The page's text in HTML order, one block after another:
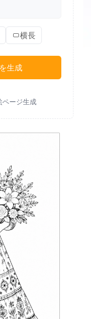
横長
生成
ページ生成